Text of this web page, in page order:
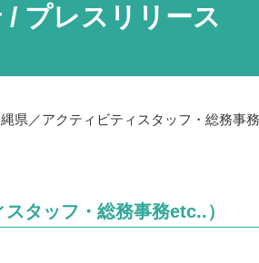
/ プレスリリース
県／アクティビティスタッフ・総務事務
タッフ・総務事務etc..）